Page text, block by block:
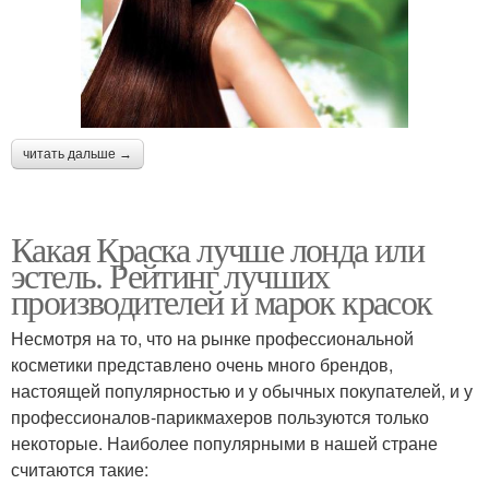
читать дальше →
Какая Краска лучше лонда или
эстель. Рейтинг лучших
производителей и марок красок
Несмотря на то, что на рынке профессиональной
косметики представлено очень много брендов,
настоящей популярностью и у обычных покупателей, и у
профессионалов-парикмахеров пользуются только
некоторые. Наиболее популярными в нашей стране
считаются такие: